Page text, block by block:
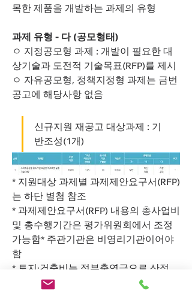
목한 제품을 개발하는 과제의 유형
과제 유형 - 다 (공모형태)
ㅇ 지정공모형 과제 : 개발이 필요한 대
상기술과 도전적 기술목표(RFP)를 제시
ㅇ 자유공모형, 정책지정형 과제는 금번
공고에 해당사항 없음
신규지원 재공고 대상과제 : 기
반조성(1개)
* 지원대상 과제별 과제제안요구서(RFP)
는 하단 별첨 참조
* 과제제안요구서(RFP) 내용의 총사업비
및 총수행기간은 평가위원회에서 조정
가능함* 주관기관은 비영리기관이어야
함
* 토지·건축비는 정부출연금으로 산정